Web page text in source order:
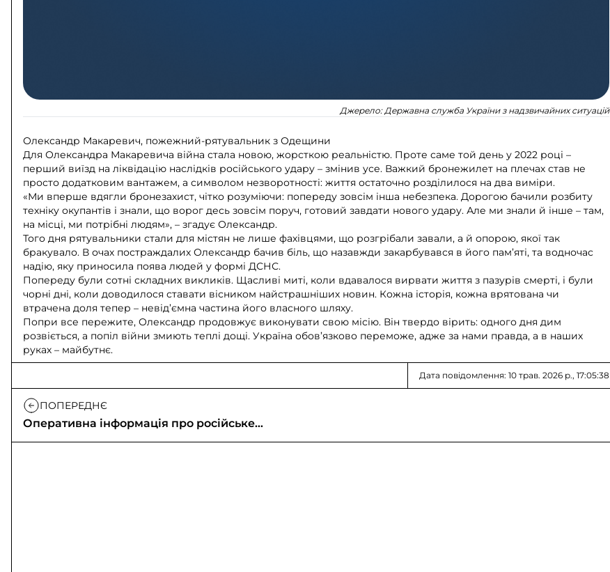
Джерело:Державна служба України з надзвичайних ситуацій
Олександр Макаревич, пожежний-рятувальник з Одещини
Для Олександра Макаревича війна стала новою, жорсткою реальністю. Проте саме той день у 2022 році –
перший виїзд на ліквідацію наслідків російського удару – змінив усе. Важкий бронежилет на плечах став не
просто додатковим вантажем, а символом незворотності: життя остаточно розділилося на два виміри.
«Ми вперше вдягли бронезахист, чітко розуміючи: попереду зовсім інша небезпека. Дорогою бачили розбиту
техніку окупантів і знали, що ворог десь зовсім поруч, готовий завдати нового удару. Але ми знали й інше – там,
на місці, ми потрібні людям», – згадує Олександр.
Того дня рятувальники стали для містян не лише фахівцями, що розгрібали завали, а й опорою, якої так
бракувало. В очах постраждалих Олександр бачив біль, що назавжди закарбувався в його пам’яті, та водночас
надію, яку приносила поява людей у формі ДСНС.
Попереду були сотні складних викликів. Щасливі миті, коли вдавалося вирвати життя з пазурів смерті, і були
чорні дні, коли доводилося ставати вісником найстрашніших новин. Кожна історія, кожна врятована чи
втрачена доля тепер – невід’ємна частина його власного шляху.
Попри все пережите, Олександр продовжує виконувати свою місію. Він твердо вірить: одного дня дим
розвіється, а попіл війни змиють теплі дощі. Україна обов’язково переможе, адже за нами правда, а в наших
руках – майбутнє.
Дата повідомлення: 10 трав. 2026 р., 17:05:38
ПОПЕРЕДНЄ
Оперативна інформація про російське
вторгнення (10.05.2026)